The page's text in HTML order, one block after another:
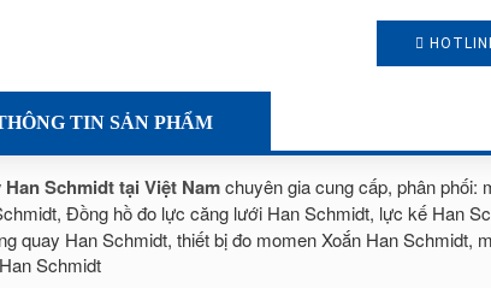
TIN SẢN PHẨM
Schmidt tại Việt Nam chuyên gia cung cấp, phân
Đồng hồ đo lực căng lưới Han Schmidt, lực kế Han
quay Han Schmidt, thiết bị đo momen Xoắn Han Schmidt,
Schmidt